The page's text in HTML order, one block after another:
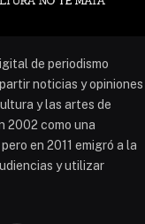
de periodismo
noticias y opiniones
y las artes de
2002 como una
en 2011 emigró a la
y utilizar